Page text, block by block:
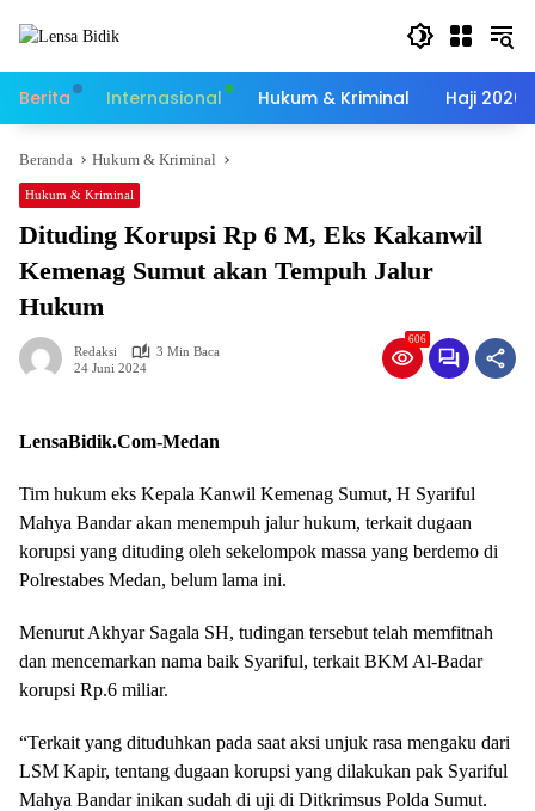
Berita Internasional Hukum & Kriminal Haji 2026
Beranda Hukum & Kriminal
Hukum & Kriminal
Dituding Korupsi Rp 6 M, Eks Kakanwil
Kemenag Sumut akan Tempuh Jalur
Hukum
Redaksi
3 Min Baca
24 Juni 2024
606
LensaBidik.Com-Medan
Tim hukum eks Kepala Kanwil Kemenag Sumut, H Syariful
Mahya Bandar akan menempuh jalur hukum, terkait dugaan
korupsi yang dituding oleh sekelompok massa yang berdemo di
Polrestabes Medan, belum lama ini.
Menurut Akhyar Sagala SH, tudingan tersebut telah memfitnah
dan mencemarkan nama baik Syariful, terkait BKM Al-Badar
korupsi Rp.6 miliar.
“Terkait yang dituduhkan pada saat aksi unjuk rasa mengaku dari
LSM Kapir, tentang dugaan korupsi yang dilakukan pak Syariful
Mahya Bandar inikan sudah di uji di Ditkrimsus Polda Sumut.